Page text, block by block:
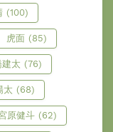
(100)
虎面 (85)
太 (76)
太 (68)
原健斗 (62)